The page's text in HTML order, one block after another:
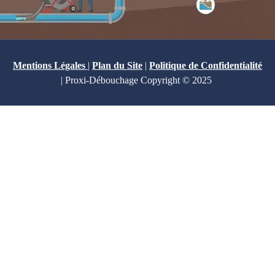
Mentions Légales | Plan du Site | Politique de Confidentialité
| Proxi-Débouchage Copyright © 2025